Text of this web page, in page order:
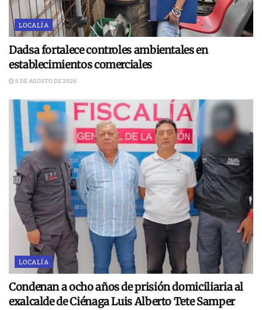
LOCALÍA
Dadsa fortalece controles ambientales en
establecimientos comerciales
6 DE AGOSTO DE 2026
LOCALÍA
Condenan a ocho años de prisión domiciliaria al
exalcalde de Ciénaga Luis Alberto Tete Samper